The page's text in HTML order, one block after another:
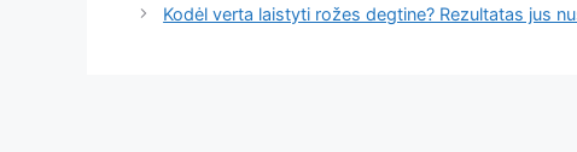
Kodėl verta laistyti rožes degtine? Rezultatas jus